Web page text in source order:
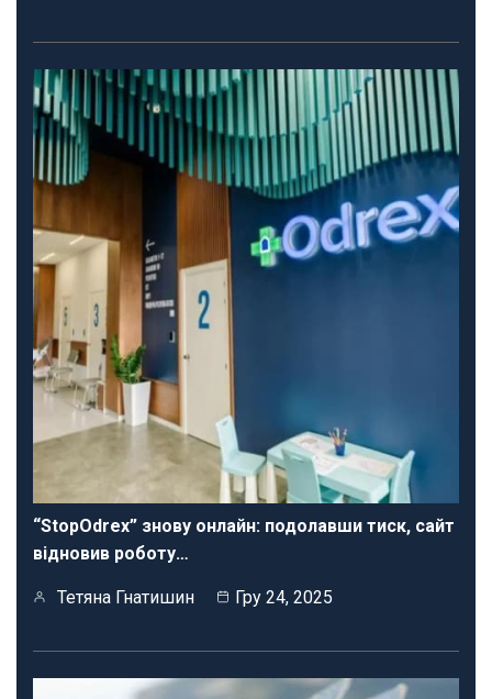
“StopOdrex” знову онлайн: подолавши тиск, сайт
відновив роботу…
Тетяна Гнатишин Гру 24, 2025